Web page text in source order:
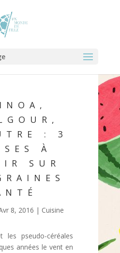
: 3
À
SUR
8, 2016 | Cuisine
les pseudo-céréales
années le vent en